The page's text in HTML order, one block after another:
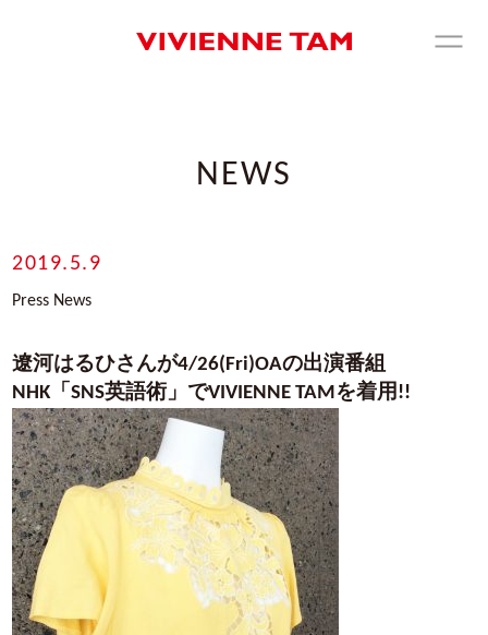
NEWS
2019.5.9
Press News
遼河はるひさんが4/26(Fri)OAの出演番組
NHK「SNS英語術」でVIVIENNE TAMを着用!!